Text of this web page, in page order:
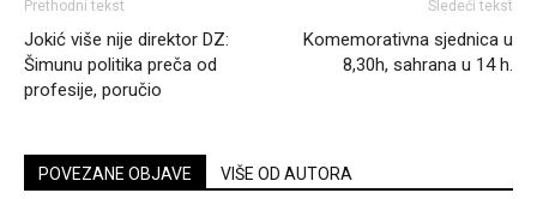
Prethodni tekst
Jokić više nije direktor DZ:
Šimunu politika preča od
profesije, poručio
Sledeći tekst
Komemorativna sjednica u
8,30h, sahrana u 14 h.
POVEZANE OBJAVE VIŠE OD AUTORA